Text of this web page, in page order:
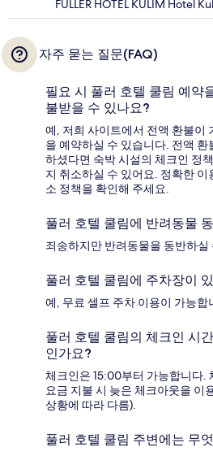
FULLER HOTEL KULIM Hotel
자주 묻는 질문(FAQ)
필요 시 풀러 호텔 쿨림 예약
불받을 수 있나요?
예, 저희 사이트에서 전액 환불이
을 예약하실 수 있습니다. 전액
하셨다면 숙박 시설의 체크인 정
지 취소하실 수 있어요. 정확한
소 정책을 확인해 주세요.
풀러 호텔 쿨림에 반려동물
죄송하지만 반려동물을 동반하실
풀러 호텔 쿨림에 주차장이
예, 무료 셀프 주차 이용이 가능합
풀러 호텔 쿨림의 체크인 시
인가요?
체크인은 15:00부터 가능합니다.
요금 지불 시 늦은 체크아웃을 이
상황에 따라 다름).
풀러 호텔 쿨림 주변에는 무